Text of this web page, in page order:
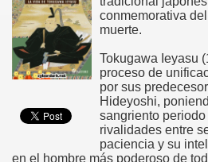
conmemorativa
muerte.
Tokugawa Ieyasu
proceso de
por sus
Hideyoshi,
sangriento
rivalidades entre
paciencia y su
en el hombre más poderoso de